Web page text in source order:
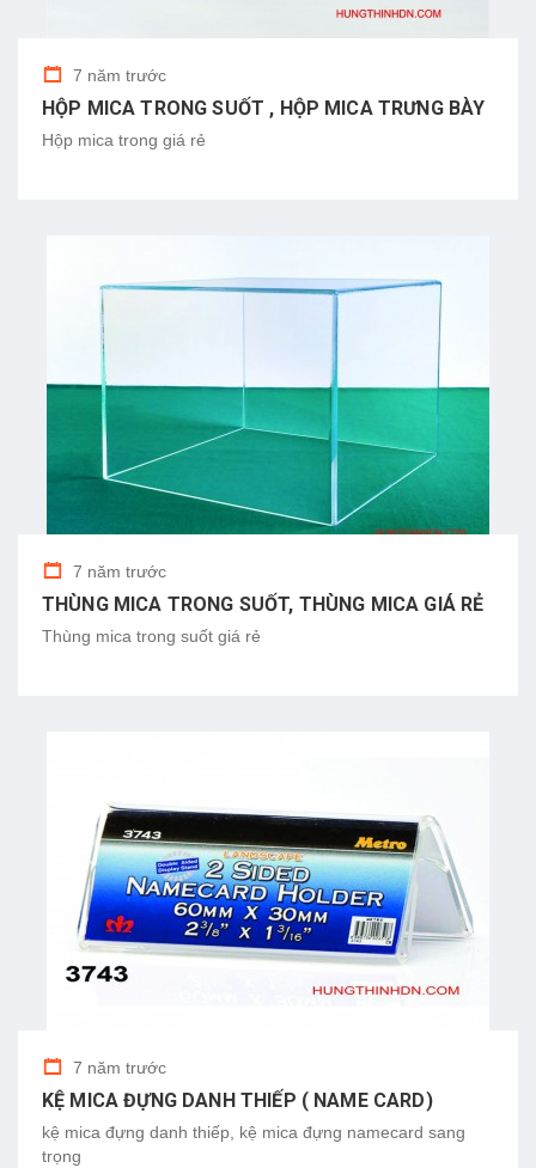
7 năm trước
HỘP MICA TRONG SUỐT , HỘP MICA TRƯNG BÀY
Hộp mica trong giá rẻ
7 năm trước
THÙNG MICA TRONG SUỐT, THÙNG MICA GIÁ RẺ
Thùng mica trong suốt giá rẻ
7 năm trước
KỆ MICA ĐỰNG DANH THIẾP ( NAME CARD)
kệ mica đựng danh thiếp, kệ mica đựng namecard sang
trọng